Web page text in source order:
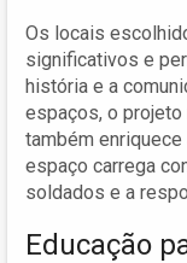
Os locais
significativos e
história e a
espaços, o projeto
também
espaço carrega
soldados e a
Educação